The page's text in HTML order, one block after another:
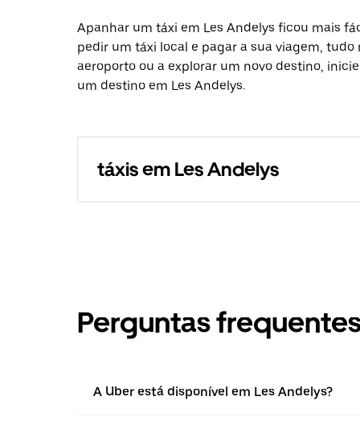
Apanhar um táxi em Les Andelys ficou mais
pedir um táxi local e pagar a sua viagem,
aeroporto ou a explorar um novo destino,
um destino em Les Andelys.
táxis em Les Andelys
Perguntas
A Uber está disponível em Les Andelys?